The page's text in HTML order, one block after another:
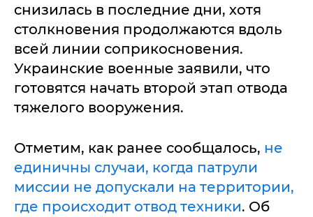
снизилась в последние дни, хотя
столкновения продолжаются вдоль
всей линии соприкосновения.
Украинские военные заявили, что
готовятся начать второй этап отвода
тяжелого вооружения.
Отметим, как ранее сообщалось, не
единичны случаи, когда патрули
миссии не допускали на территории,
где происходит отвод техники. Об